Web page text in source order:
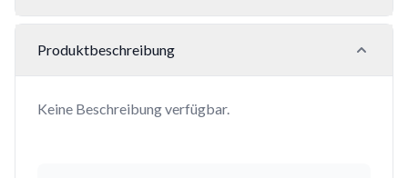
Produktbeschreibung
Keine Beschreibung verfügbar.